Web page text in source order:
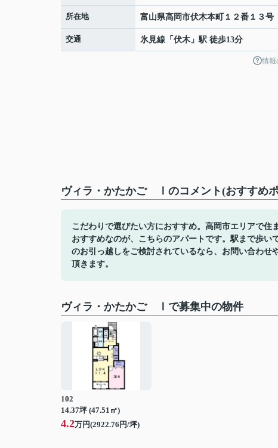
所在地 富山県高岡市伏木本町 １２番１３号
交通 氷見線 「 伏木 」駅 徒歩13分
情報
ヴィラ・かたかご Ⅰのコメント(おすすめ
こだわりで選びたい方におすすめ。高岡市エリアで
おすすめなのが、こちらのアパートです。駅まで歩
のお引っ越しをご検討されているなら、お問い合わせ
頂きます。
ヴィラ・かたかご Ⅰで募集中の物件
102
14.37坪 (47.51㎡)
4.2万円(2922.76円/坪)